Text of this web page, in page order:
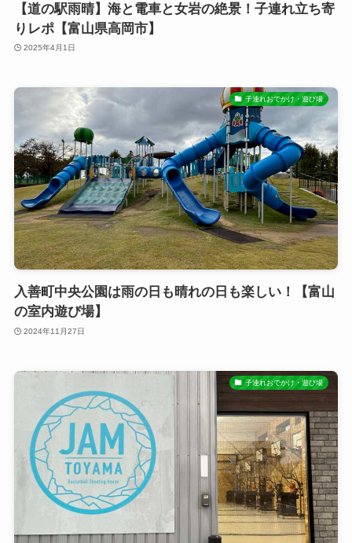
【道の駅雨晴】海と電車と女岩の絶景！子連れ立ち寄
りレポ【富山県高岡市】
2025年4月1日
子連れおでかけ・遊び場
入善町中央公園は雨の日も晴れの日も楽しい！【富山
の室内遊び場】
2024年11月27日
子連れおでかけ・遊び場